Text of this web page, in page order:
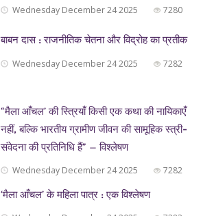
Wednesday December 24 2025 7280
बाबन दास : राजनीतिक चेतना और विद्रोह का प्रतीक
Wednesday December 24 2025 7282
“मैला आँचल’ की स्त्रियाँ किसी एक कथा की नायिकाएँ
नहीं, बल्कि भारतीय ग्रामीण जीवन की सामूहिक स्त्री-
संवेदना की प्रतिनिधि हैं” — विश्लेषण
Wednesday December 24 2025 7282
‘मैला आँचल’ के महिला पात्र : एक विश्लेषण